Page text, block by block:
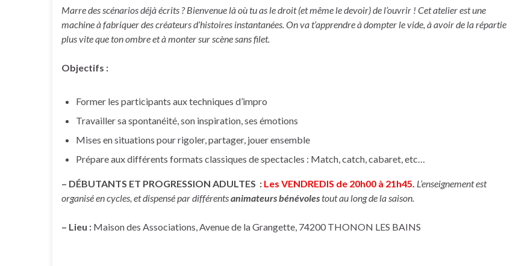
Marre des scénarios déjà écrits ? Bienvenue là où tu as le droit (et même le devoir) de l’ouvrir ! Cet atelier est une
machine à fabriquer des créateurs d’histoires instantanées. On va t’apprendre à dompter le vide, à avoir de la répartie
plus vite que ton ombre et à monter sur scène sans filet.
Objectifs :
Former les participants aux techniques d’impro
Travailler sa spontanéité, son inspiration, ses émotions
Mises en situations pour rigoler, partager, jouer ensemble
Prépare aux différents formats classiques de spectacles : Match, catch, cabaret, etc…
– DÉBUTANTS ET PROGRESSION ADULTES : Les VENDREDIS de 20h00 à 21h45. L’enseignement est
organisé en cycles, et dispensé par différentsanimateurs bénévolestout au long de la saison.
– Lieu : Maison des Associations, Avenue de la Grangette, 74200 THONON LES BAINS